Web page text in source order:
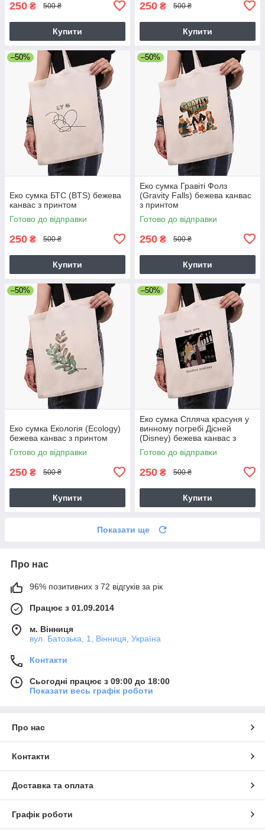
250 ₴ 500 ₴
Купити
250 ₴ 500 ₴
Купити
–50%
Еко сумка БТС (BTS) бежева
канвас з принтом
Готово до відправки
250 ₴ 500 ₴
Купити
–50%
Еко сумка Гравіті Фолз
(Gravity Falls) бежева канвас
з принтом
Готово до відправки
250 ₴ 500 ₴
Купити
–50%
Еко сумка Екологія (Ecology)
бежева канвас з принтом
Готово до відправки
250 ₴ 500 ₴
Купити
–50%
Еко сумка Спляча красуня у
винному погребі Дісней
(Disney) бежева канвас з
принтом
Готово до відправки
250 ₴ 500 ₴
Купити
Показати ще
Про нас
96% позитивних з 72 відгуків за рік
Працює з 01.09.2014
м. Вінниця
вул. Батозька, 1, Вінниця, Україна
Контакти
Сьогодні працює з 09:00 до 18:00
Показати весь графік роботи
Про нас
Контакти
Доставка та оплата
Графік роботи